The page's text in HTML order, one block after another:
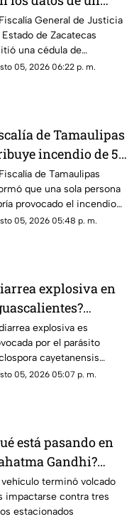
de 21 años
en
Zacatecas
General de Justicia
de Zacatecas
una cédula de
para localizar a Alan
05, 2026 06:22 p. m.
de Tamaulipas
incendio de 57
a una sola
de Tamaulipas
que una sola persona
provocado el incendio
camiones. Hasta el
05, 2026 05:48 p. m.
explosiva en
primer caso
hombre que venia
Jalisco
explosiva es
por el parásito
cayetanensis
como ciclosporiasis
05, 2026 05:07 p. m.
está pasando en
Gandhi?
aparatosa
vehicular
vehículo terminó volcado
impactarse contra tres
estacionados